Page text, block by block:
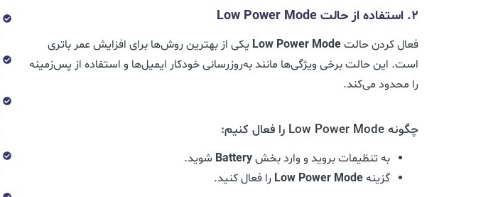
2. استفاده از حالت Low Power Mode
فعال کردن حالتLow Power Mode یکی از بهترین روش‌ها برای افزایش عمر باتری
است. این حالت برخی ویژگی‌ها مانند به‌روزرسانی خودکار ایمیل‌ها و استفاده از پس‌زمینه
را محدود می‌کند.
چگونه Low Power Mode را فعال کنیم:
به تنظیمات بروید و وارد بخشBattery شوید.
گزینهLow Power Mode را فعال کنید.